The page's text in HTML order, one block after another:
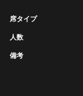
席タイプ
人数
備考